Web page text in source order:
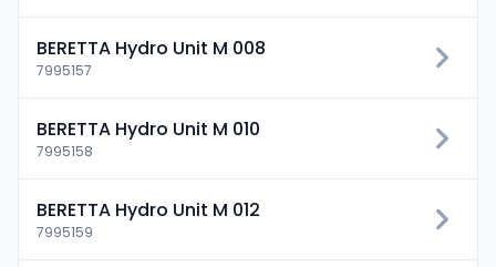
BERETTA Hydro Unit M 008
7995157
BERETTA Hydro Unit M 010
7995158
BERETTA Hydro Unit M 012
7995159